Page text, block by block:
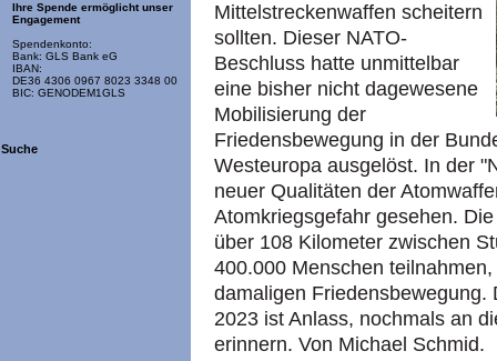
Ihre Spende ermöglicht unser
Engagement
Spendenkonto:
Bank: GLS Bank eG
IBAN:
DE36 4306 0967 8023 3348 00
BIC: GENODEM1GLS
Suche
Mittelstreckenwaffen scheitern
sollten. Dieser NATO-
Beschluss hatte unmittelbar
eine bisher nicht dagewesene
Mobilisierung der
Friedensbewegung in der
Westeuropa ausgelöst. In der
neuer Qualitäten der
Atomkriegsgefahr gesehen.
über 108 Kilometer zwischen
400.000 Menschen
damaligen
2023 ist Anlass, nochmals an
erinnern. Von Michael Schmid.